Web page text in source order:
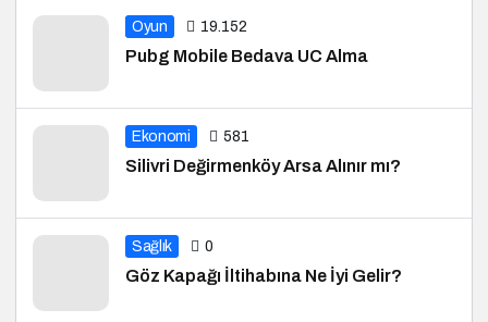
Oyun 19.152
Pubg Mobile Bedava UC Alma
Ekonomi 581
Silivri Değirmenköy Arsa Alınır mı?
Sağlık 0
Göz Kapağı İltihabına Ne İyi Gelir?